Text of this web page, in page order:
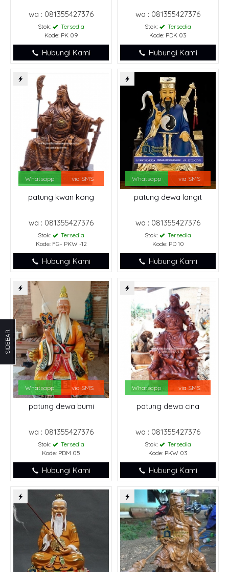
wa : 081355427376
Stok:
Tersedia
Kode: PK 09
Hubungi Kami
wa : 081355427376
Stok:
Tersedia
Kode: PDK 03
Hubungi Kami
Whatsapp via SMS
patung kwan kong
wa : 081355427376
Stok:
Tersedia
Kode: FG- PKW -12
Hubungi Kami
Whatsapp via SMS
patung dewa langit
wa : 081355427376
Stok:
Tersedia
Kode: PD 10
Hubungi Kami
Whatsapp via SMS
patung dewa bumi
wa : 081355427376
Stok:
Tersedia
Kode: PDM 05
Hubungi Kami
Whatsapp via SMS
patung dewa cina
wa : 081355427376
Stok:
Tersedia
Kode: PKW 03
Hubungi Kami
SIDEBAR